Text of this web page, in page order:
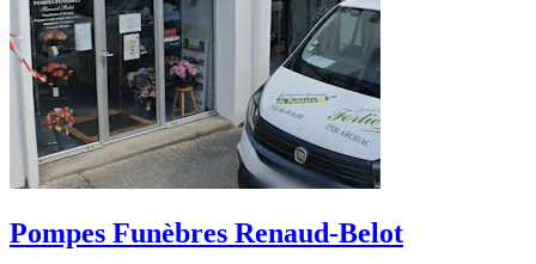
Pompes Funèbres Renaud-Belot